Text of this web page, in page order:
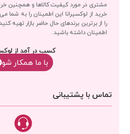
مشتری در مورد کیفیت کالاها و همچنین
خرید از لوکسیرانا این اطمینان را به
را از برترین برندهای حال حاضر بازار تهیه
اطمینان داشته باشید.
کسب در آمد از
با‌‌ ما همکار شو
تماس با پشتیبانی